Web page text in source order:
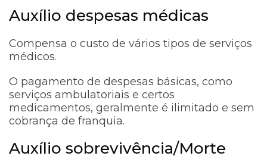
Auxílio despesas médicas
Compensa o custo de vários tipos de serviços
médicos.
O pagamento de despesas básicas, como
serviços ambulatoriais e certos
medicamentos, geralmente é ilimitado e sem
cobrança de franquia.
Auxílio sobrevivência/Morte